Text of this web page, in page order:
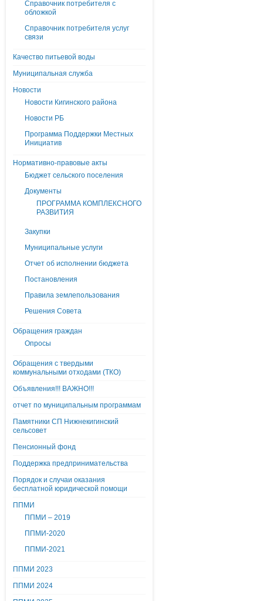
Справочник потребителя с
обложкой
Справочник потребителя услуг
связи
Качество питьевой воды
Муниципальная служба
Новости
Новости Кигинского района
Новости РБ
Программа Поддержки Местных
Инициатив
Нормативно-правовые акты
Бюджет сельского поселения
Документы
ПРОГРАММА КОМПЛЕКСНОГО
РАЗВИТИЯ
Закупки
Муниципальные услуги
Отчет об исполнении бюджета
Постановления
Правила землепользования
Решения Совета
Обращения граждан
Опросы
Обращения с твердыми
коммунальными отходами (ТКО)
Объявления!!! ВАЖНО!!!
отчет по муниципальным программам
Памятники СП Нижнекигинский
сельсовет
Пенсионный фонд
Поддержка предпринимательства
Порядок и случаи оказания
бесплатной юридической помощи
ППМИ
ППМИ – 2019
ППМИ-2020
ППМИ-2021
ППМИ 2023
ППМИ 2024